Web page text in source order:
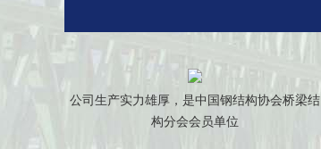
公司生产实力雄厚，是中国钢结构协会桥梁结
构分会会员单位